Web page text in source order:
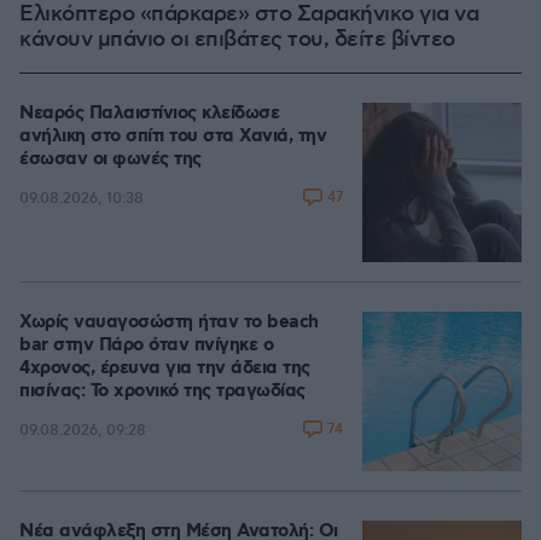
Ελικόπτερο «πάρκαρε» στο Σαρακήνικο για να
κάνουν μπάνιο οι επιβάτες του, δείτε βίντεο
Νεαρός Παλαιστίνιος κλείδωσε
ανήλικη στο σπίτι του στα Χανιά, την
έσωσαν οι φωνές της
09.08.2026, 10:38 47
Χωρίς ναυαγοσώστη ήταν το beach
bar στην Πάρο όταν πνίγηκε ο
4χρονος, έρευνα για την άδεια της
πισίνας: Το χρονικό της τραγωδίας
09.08.2026, 09:28 74
Νέα ανάφλεξη στη Μέση Ανατολή: Οι